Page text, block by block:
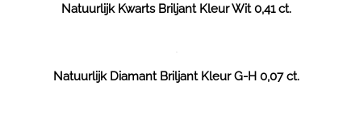
Natuurlijk Kwarts Briljant Kleur Wit 0,41 ct.
Natuurlijk Diamant Briljant Kleur G-H 0,07 ct.